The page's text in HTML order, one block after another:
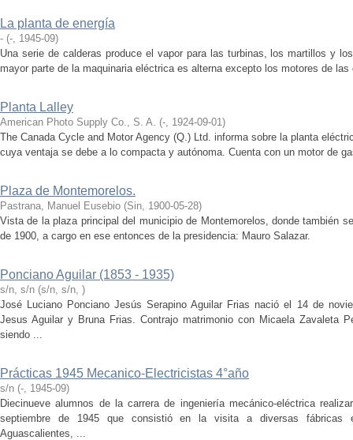
La planta de energía
- (-, 1945-09)
Una serie de calderas produce el vapor para las turbinas, los martillos y
mayor parte de la maquinaria eléctrica es alterna excepto los motores de
Planta Lalley
American Photo Supply Co., S. A. (-, 1924-09-01)
The Canada Cycle and Motor Agency (Q.) Ltd. informa sobre la planta
cuya ventaja se debe a lo compacta y autónoma. Cuenta con un motor de
Plaza de Montemorelos.
Pastrana, Manuel Eusebio (Sin, 1900-05-28)
Vista de la plaza principal del municipio de Montemorelos, donde también
de 1900, a cargo en ese entonces de la presidencia: Mauro Salazar.
Ponciano Aguilar (1853 - 1935)
s/n, s/n (s/n, s/n, )
José Luciano Ponciano Jesús Serapino Aguilar Frias nació el 14 de
Jesus Aguilar y Bruna Frias. Contrajo matrimonio con Micaela Zavaleta
siendo ...
Prácticas 1945 Mecanico-Electricistas 4°año
s/n (-, 1945-09)
Diecinueve alumnos de la carrera de ingeniería mecánico-eléctrica
septiembre de 1945 que consistió en la visita a diversas fábricas
Aguascalientes, ...